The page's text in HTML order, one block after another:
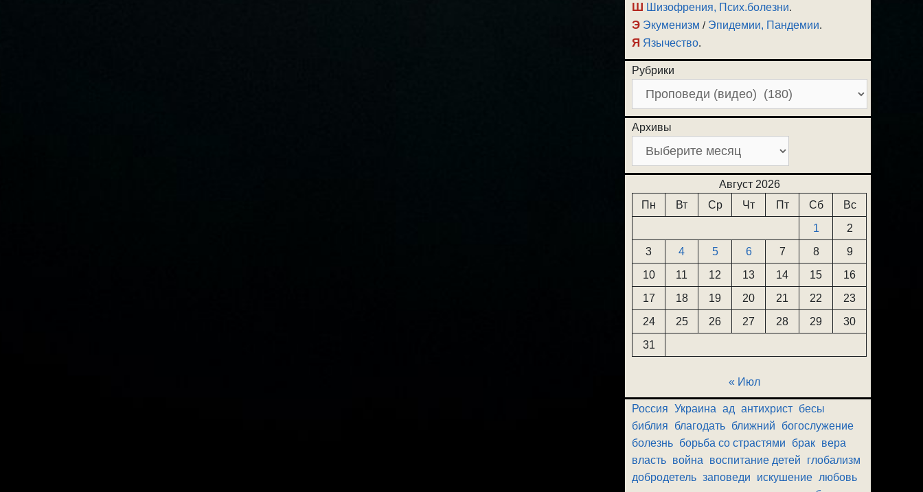
Ш Шизофрения, Псих.болезни.
Э Экуменизм / Эпидемии, Пандемии.
Я Язычество.
Рубрики
Архивы
Август 2026
Пн
Вт Ср Чт Пт Сб
Вс
1
2
3
4 5 6 7 8
9
10
11 12 13 14 15
16
17
18 19 20 21 22
23
24
25 26 27 28 29
30
31
« Июл
Россия Украина ад антихрист бесы
библия
благодать ближний
богослужение
болезнь борьба со страстями брак вера
власть война воспитание детей
глобализм
добродетель заповеди искушение любовь